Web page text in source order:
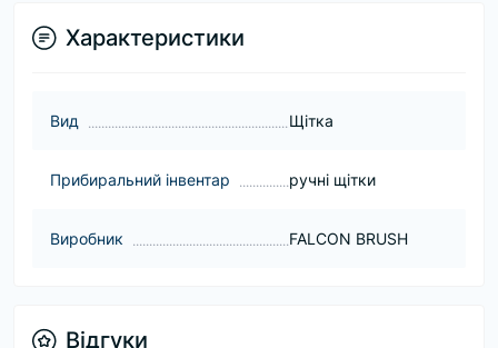
Характеристики
Вид Щітка
Прибиральний інвентар ручні щітки
Виробник FALCON BRUSH
Відгуки